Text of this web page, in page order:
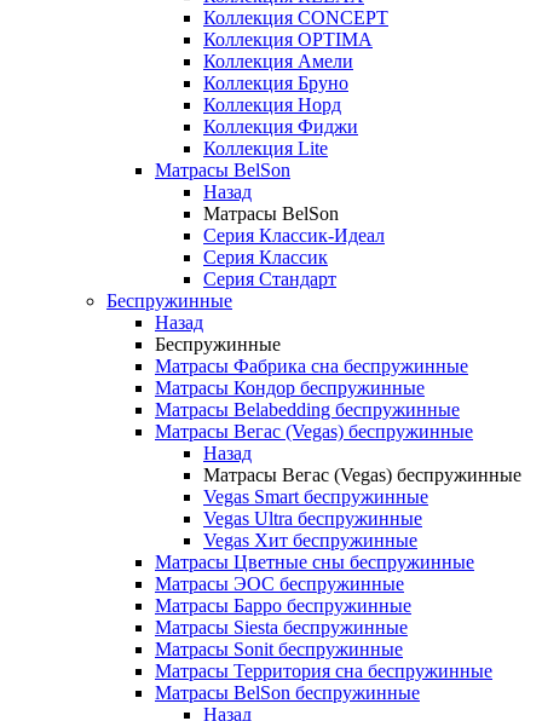
Коллекция CONCEPT
Коллекция OPTIMA
Коллекция Амели
Коллекция Бруно
Коллекция Норд
Коллекция Фиджи
Коллекция Lite
Матрасы BelSon
Назад
Матрасы BelSon
Серия Классик-Идеал
Серия Классик
Серия Стандарт
Беспружинные
Назад
Беспружинные
Матрасы Фабрика сна беспружинные
Матрасы Кондор беспружинные
Матрасы Belabedding беспружинные
Матрасы Вегас (Vegas) беспружинные
Назад
Матрасы Вегас (Vegas) беспружинные
Vegas Smart беспружинные
Vegas Ultra беспружинные
Vegas Хит беспружинные
Матрасы Цветные сны беспружинные
Матрасы ЭОС беспружинные
Матрасы Барро беспружинные
Матрасы Siesta беспружинные
Матрасы Sonit беспружинные
Матрасы Территория сна беспружинные
Матрасы BelSon беспружинные
Назад